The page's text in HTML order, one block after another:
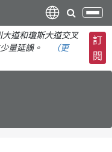
切
換
導
航
道和瓊斯大道交叉
量延誤。
（更
訂
閱